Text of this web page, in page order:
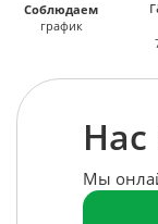
Соблюдаем
график
Нас
Мы